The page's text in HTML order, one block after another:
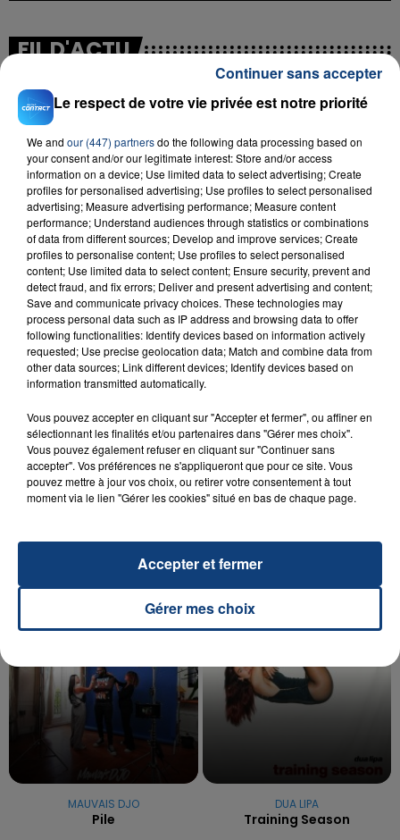
FIL D'ACTU
23 juillet 2026
INCENDIE MORTEL À LENS : UNE FEMME ET
SON BÉBÉ ENTRE LA VIE ET LA...
Un homme s'est immolé par le feu après avoir
aspergé sa compagne et leur bébé de trois mois
d'un liquide inflammable.
20 juillet 2026
UNE ADOLESCENTE DEVANT SE FAIRE
OPÉRER DE LA CHEVILLE RESSORT DE LA...
La famille a porté plainte contre la clinique qui a
TITRES DIFFUSÉS
MAUVAIS DJO
Pile
DUA LIPA
Training Season
Le respect de votre vie privée est notre priorité
We and our (447) partnersdo the following data processing based on
your consent and/or our legitimate interest: Store and/or access
information on a device; Use limited data to select advertising; Create
profiles for personalised advertising; Use profiles to select personalised
advertising; Measure advertising performance; Measure content
performance; Understand audiences through statistics or combinations
of data from different sources; Develop and improve services; Create
profiles to personalise content; Use profiles to select personalised
content; Use limited data to select content; Ensure security, prevent and
detect fraud, and fix errors; Deliver and present advertising and content;
Save and communicate privacy choices. These technologies may
process personal data such as IP address and browsing data to offer
following functionalities: Identify devices based on information actively
requested; Use precise geolocation data; Match and combine data from
other data sources; Link different devices; Identify devices based on
information transmitted automatically.
Vous pouvez accepter en cliquant sur "Accepter et fermer", ou affiner en
sélectionnant les finalités et/ou partenaires dans "Gérer mes choix".
Vous pouvez également refuser en cliquant sur "Continuer sans
accepter". Vos préférences ne s'appliqueront que pour ce site. Vous
pouvez mettre à jour vos choix, ou retirer votre consentement à tout
moment via le lien "Gérer les cookies" situé en bas de chaque page.
Gérer mes choix
Accepter et fermer
Continuer sans accepter